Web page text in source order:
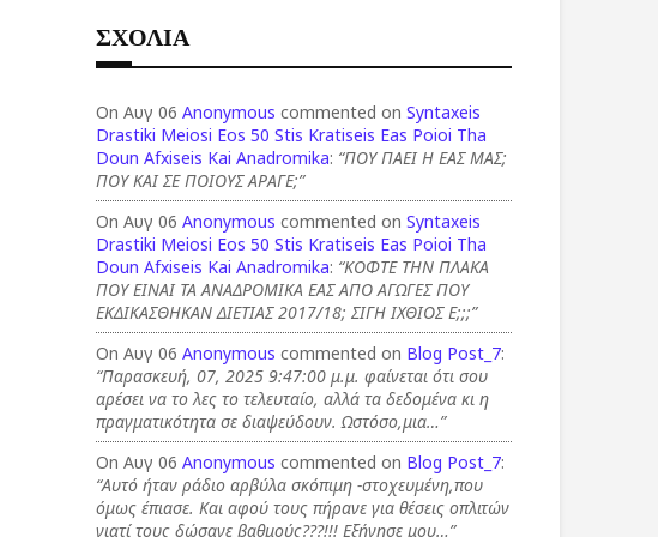
ΣΧΟΛΙΑ
On Αυγ 06Anonymous commented onSyntaxeis
Drastiki Meiosi Eos 50 Stis Kratiseis Eas Poioi Tha
Doun Afxiseis Kai Anadromika: “ΠΟΥ ΠΑΕΙ Η ΕΑΣ ΜΑΣ;
ΠΟΥ ΚΑΙ ΣΕ ΠΟΙΟΥΣ ΑΡΑΓΕ;”
On Αυγ 06Anonymous commented onSyntaxeis
Drastiki Meiosi Eos 50 Stis Kratiseis Eas Poioi Tha
Doun Afxiseis Kai Anadromika: “ΚΟΦΤΕ ΤΗΝ ΠΛΑΚΑ
ΠΟΥ ΕΙΝΑΙ ΤΑ ΑΝΑΔΡΟΜΙΚΑ ΕΑΣ ΑΠΟ ΑΓΩΓΕΣ ΠΟΥ
ΕΚΔΙΚΑΣΘΗΚΑΝ ΔΙΕΤΙΑΣ 2017/18; ΣΙΓΗ ΙΧΘΙΟΣ Ε;;;”
On Αυγ 06Anonymous commented on Blog Post_7:
“Παρασκευή, 07, 2025 9:47:00 μ.μ. φαίνεται ότι σου
αρέσει να το λες το τελευταίο, αλλά τα δεδομένα κι η
πραγματικότητα σε διαψεύδουν. Ωστόσο,μια…”
On Αυγ 06Anonymous commented on Blog Post_7:
“Αυτό ήταν ράδιο αρβύλα σκόπιμη -στοχευμένη,που
όμως έπιασε. Και αφού τους πήρανε για θέσεις οπλιτών
γιατί τους δώσανε βαθμούς???!!! Εξήγησε μου…”